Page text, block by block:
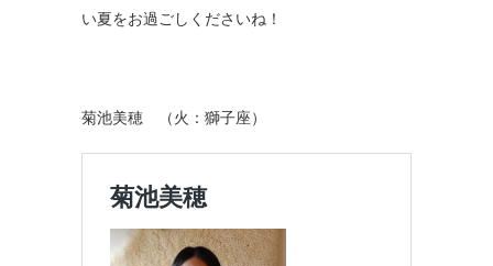
い夏をお過ごしくださいね！
菊池美穂 （火：獅子座）